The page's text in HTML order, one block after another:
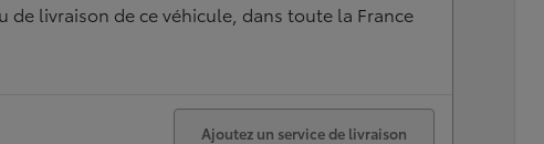
livraison de ce véhicule, dans toute la France
Ajoutez un service de livraison